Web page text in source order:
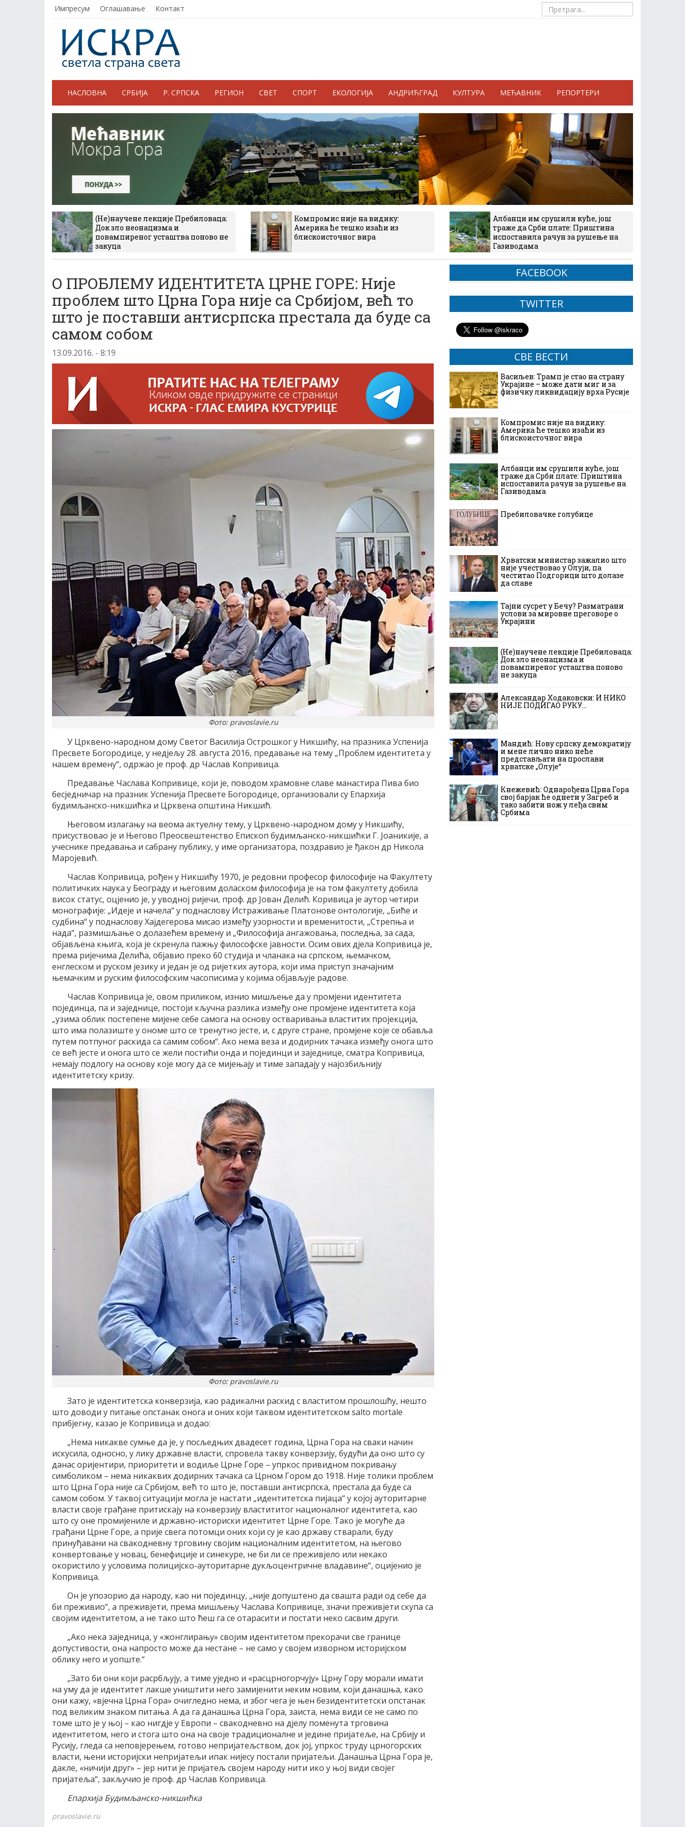
Импресум Оглашавање Контакт
НАСЛОВНА СРБИЈА Р. СРПСКА РЕГИОН СВЕТ СПОРТ ЕКОЛОГИЈА АНДРИЋГРАД КУЛТУРА МЕЋАВНИК РЕПОРТЕРИ
(Не)научене лекције Пребиловаца:
Док зло неонацизма и
повампиреног усташтва поново не
закуца
Компромис није на видику:
Америка ће тешко изаћи из
блискоисточног вира
Албанци им срушили куће, још
траже да Срби плате: Приштина
испоставила рачун за рушење на
Газиводама
О ПРОБЛЕМУ ИДЕНТИТЕТА ЦРНЕ ГОРЕ: Није
проблем што Црна Гора није са Србијом, већ то
што је поставши антисрпска престала да буде са
самом собом
13.09.2016. - 8:19
Фото: pravoslavie.ru
У Црквено-народном дому Светог Василија Острошког у Никшићу, на празника Успенија
Пресвете Богородице, у недјељу 28. августа 2016, предавање на тему „Проблем идентитета у
нашем времену“, одржао је проф. др Часлав Копривица.
Предавање Часлава Копривице, који је, поводом храмовне славе манастира Пива био
бесједничар на празник Успенија Пресвете Богородице, организовали су Епархија
будимљанско-никшићка и Црквена општина Никшић.
Његовом излагању на веома актуелну тему, у Црквено-народном дому у Никшићу,
присуствовао је и Његово Преосвештенство Епископ будимљанско-никшићки Г. Јоаникије, а
учеснике предавања и сабрану публику, у име организатора, поздравио је ђакон др Никола
Маројевић.
Часлав Копривица, рођен у Никшићу 1970, је редовни професор философије на Факултету
политичких наука у Београду и његовим доласком философија је на том факултету добила
висок статус, оцјенио је, у уводној ријечи, проф. др Јован Делић. Коривица је аутор четири
монографије: „Идеје и начела“ у поднаслову Истраживање Платонове онтологије, „Биће и
судбина“ у поднаслову Хајдегерова мисао између узорности и временитости, „Стрепња и
нада“, размишљање о долазећем времену и „Философија ангажовања, последња, за сада,
објављена књига, која је скренула пажњу философске јавности. Осим ових дјела Копривица је,
према ријечима Делића, објавио преко 60 студија и чланака на српском, њемачком,
енглеском и руском језику и један је од ријетких аутора, који има приступ значајним
њемачким и руским философским часописима у којима објављује радове.
Часлав Копривица је, овом приликом, изнио мишљење да у промјени идентитета
појединца, па и заједнице, постоји кључна разлика између оне промјене идентитета која
„узима облик постепене мијене себе самога на основу остваривања властитих пројекција,
што има полазиште у ономе што се тренутно јесте, и, с друге стране, промјене које се обавља
путем потпуног раскида са самим собом“. Ако нема веза и додирних тачака између онога што
се већ јесте и онога што се жели постићи онда и појединци и заједнице, сматра Копривица,
немају подлогу на основу које могу да се мијењају и тиме западају у најозбиљнију
идентитетску кризу.
Фото: pravoslavie.ru
Зато је идентитетска конверзија, као радикални раскид с властитом прошлошћу, нешто
што доводи у питање опстанак онога и оних који таквом идентитетском salto mortale
прибјегну, казао је Копривица и додао:
„Нема никакве сумње да је, у посљедњих двадесет година, Црна Гора на сваки начин
искусила, односно, у лику државне власти, спровела такву конверзију, будући да оно што су
данас оријентири, приоритети и водиље Црне Горе – упркос привидном покривању
симболиком – нема никаквих додирних тачака са Црном Гором до 1918. Није толики проблем
што Црна Гора није са Србијом, већ то што је, поставши антисрпска, престала да буде са
самом собом. У таквој ситуацији могла је настати „идентитетска пијаца“ у којој ауторитарне
власти своје грађане притискају на конверзију властититог националног идентитета, као
што су оне промијениле и државно-историски идентитет Црне Горе. Тако је могуће да
грађани Црне Горе, а прије свега потомци оних који су је као државу стварали, буду
принуђавани на свакодневну трговину својим националним идентитетом, на његово
конвертовање у новац, бенефиције и синекуре, не би ли се преживјело или некако
окористило у условима полицијско-ауторитарне дукљоцентричне владавине“, оцијенио је
Копривица.
Он је упозорио да народу, као ни појединцу, „није допуштено да свашта ради од себе да
би преживио“, а преживјети, према мишљењу Часлава Копривице, значи преживјети скупа са
својим идентитетом, а не тако што ћеш га се отарасити и постати неко сасвим други.
„Ако нека заједница, у «жонглирању» својим идентитетом прекорачи све границе
допустивости, она напросто може да нестане – не само у својем изворном историјском
облику него и уопште.“
„Зато би они који расрбљују, а тиме уједно и «расцрногорчују» Црну Гору морали имати
на уму да је идентитет лакше уништити него замијенити неким новим, који данашња, како
они кажу, «вјечна Црна Гора» очигледно нема, и због чега је њен безидентитетски опстанак
под великим знаком питања. А да га данашња Црна Гора, заиста, нема види се не само по
томе што је у њој – као нигдје у Европи – свакодневно на дјелу поменута трговина
идентитетом, него и стога што она на своје традиционалне и једине пријатеље, на Србију и
Русију, гледа са неповјерењем, готово непријатељством, док јој, упркос труду црногорских
власти, њени историјски непријатељи ипак нијесу постали пријатељи. Данашња Црна Гора је,
дакле, «ничији друг» – јер нити је пријатељ својем народу нити ико у њој види својег
пријатеља“, закључио је проф. др Часлав Копривица.
Епархија Будимљанско-никшићка
pravoslavie.ru
FACEBOOK
TWITTER
СВЕ ВЕСТИ
Васиљев: Трамп је стао на страну
Украјине – може дати миг и за
физичку ликвидацију врха Русије
Компромис није на видику:
Америка ће тешко изаћи из
блискоисточног вира
Албанци им срушили куће, још
траже да Срби плате: Приштина
испоставила рачун за рушење на
Газиводама
Пребиловачке голубице
Хрватски министар зажалио што
није учествовао у Олуји, па
честитао Подгорици што долазе
да славе
Тајни сусрет у Бечу? Разматрани
услови за мировне преговоре о
Украјини
(Не)научене лекције Пребиловаца:
Док зло неонацизма и
повампиреног усташтва поново
не закуца
Александар Ходаковски: И НИКО
НИЈЕ ПОДИГАО РУКУ…
Мандић: Нову српску демократију
и мене лично нико неће
представљати на прослави
хрватске „Олује“
Кнежевић: Однарођена Црна Гора
свој барјак ће однети у Загреб и
тако забити нож у леђа свим
Србима